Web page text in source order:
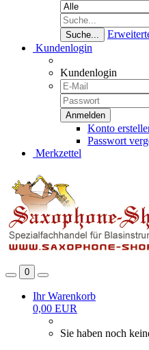
Suche...
Kundenlogin
Kundenlogin
Konto
Passwort
Merkzettel
0
Ihr Warenkorb
0,00 EUR
Sie haben noch